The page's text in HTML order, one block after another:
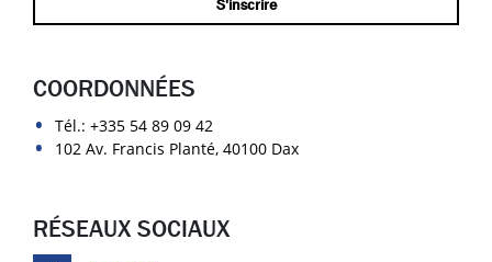
COORDONNÉES
Tél.: +335 54 89 09 42
102 Av. Francis Planté, 40100 Dax
RÉSEAUX SOCIAUX